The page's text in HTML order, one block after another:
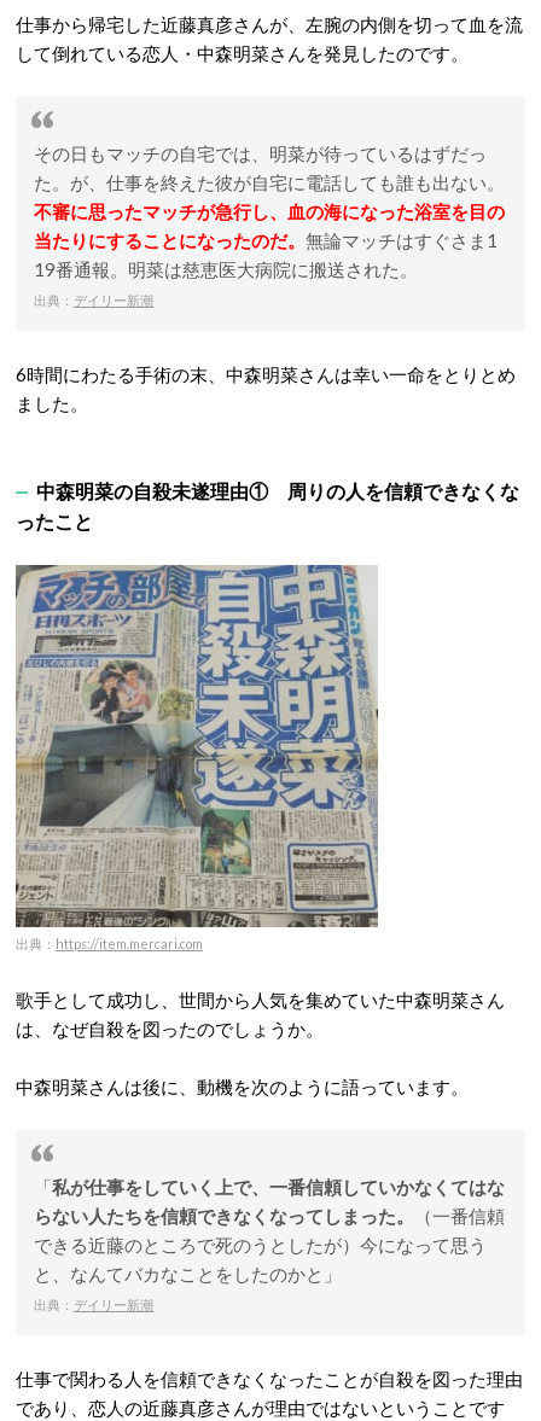
仕事から帰宅した近藤真彦さんが、左腕の内側を切って血を流
して倒れている恋人・中森明菜さんを発見したのです。
その日もマッチの自宅では、明菜が待っているはずだっ
た。が、仕事を終えた彼が自宅に電話しても誰も出ない。
不審に思ったマッチが急行し、血の海になった浴室を目の
当たりにすることになったのだ。 無論マッチはすぐさま1
19番通報。明菜は慈恵医大病院に搬送された。
出典： デイリー新潮
6時間にわたる手術の末、中森明菜さんは幸い一命をとりとめ
ました。
中森明菜の自殺未遂理由① 周りの人を信頼できなくな
ったこと
出典： https://item.mercari.com
歌手として成功し、世間から人気を集めていた中森明菜さん
は、なぜ自殺を図ったのでしょうか。
中森明菜さんは後に、動機を次のように語っています。
「私が仕事をしていく上で、一番信頼していかなくてはな
らない人たちを信頼できなくなってしまった。
（一番信頼
できる近藤のところで死のうとしたが）今になって思う
と、なんてバカなことをしたのかと」
出典： デイリー新潮
仕事で関わる人を信頼できなくなったことが自殺を図った理由
であり、恋人の近藤真彦さんが理由ではないということです